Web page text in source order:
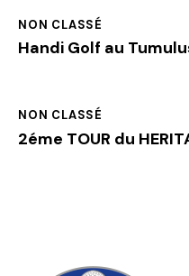
NON CLASSÉ
Handi Golf au
NON CLASSÉ
2éme TOUR du